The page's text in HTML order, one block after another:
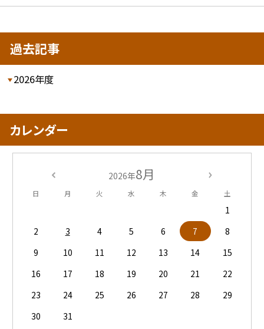
過去記事
2026年度
カレンダー
2026年8月
日 月 火 水 木 金 土
1
2
3 4 5 6 7
8
9
10 11 12 13 14
15
16
17 18 19 20 21
22
23
24 25 26 27 28
29
30
31